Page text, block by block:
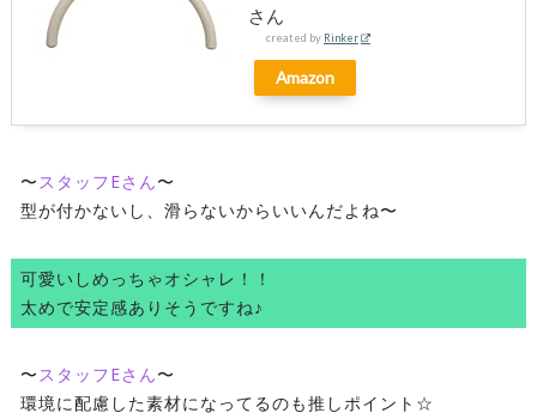
さん
created by Rinker
Amazon
〜スタッフEさん〜
型が付かないし、滑らないからいいんだよね〜
可愛いしめっちゃオシャレ！！
太めで安定感ありそうですね♪
〜スタッフEさん〜
環境に配慮した素材になってるのも推しポイント☆